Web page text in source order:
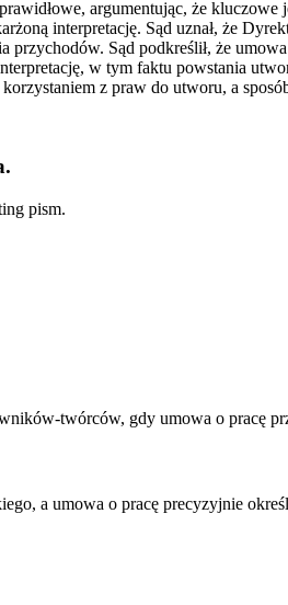
argumentując, że
interpretację. Sąd uznał, że
Sąd podkreślił, że
w tym faktu powstania
z praw do utworu, a
pism.
twórców, gdy umowa o pracę
a umowa o pracę precyzyjnie